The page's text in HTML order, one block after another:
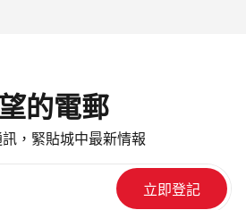
的電郵
，緊貼城中最新情報